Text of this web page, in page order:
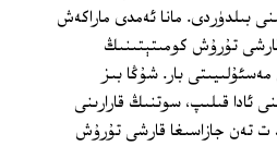
بىلدۈردى. مانا ئەمدى ماراكەش
تۇرۇش كومىتېتىنىڭ
بار. شۇڭا بىز
ئادا قىلىپ، سوتنىڭ قارارىنى
تەن جازاسىغا قارشى تۇرۇش